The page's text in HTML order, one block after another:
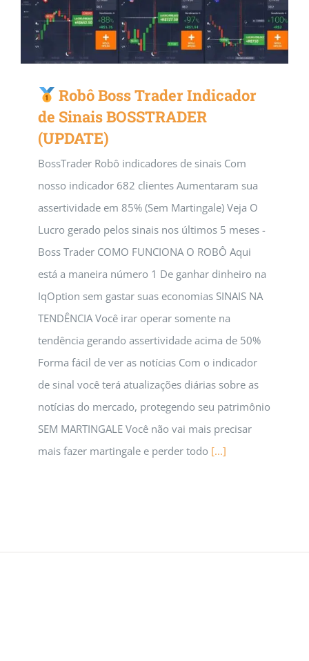
Robô Boss Trader Indicador
de Sinais BOSSTRADER
(UPDATE)
BossTrader Robô indicadores de sinais Com
nosso indicador 682 clientes Aumentaram sua
assertividade em 85% (Sem Martingale) Veja O
Lucro gerado pelos sinais nos últimos 5 meses -
Boss Trader COMO FUNCIONA O ROBÔ Aqui
está a maneira número 1 De ganhar dinheiro na
IqOption sem gastar suas economias SINAIS NA
TENDÊNCIA Você irar operar somente na
tendência gerando assertividade acima de 50%
Forma fácil de ver as notícias Com o indicador
de sinal você terá atualizações diárias sobre as
notícias do mercado, protegendo seu patrimônio
SEM MARTINGALE Você não vai mais precisar
mais fazer martingale e perder todo [...]